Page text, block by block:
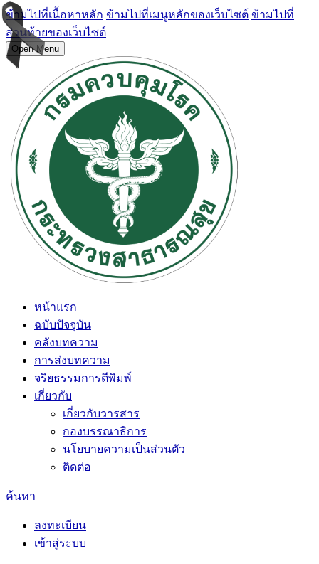
ข้ามไปที่เนื้อหาหลัก ข้ามไปที่เมนูหลักของเว็บไซต์ ข้ามไปที่
ส่วนท้ายของเว็บไซต์
Open Menu
หน้าแรก
ฉบับปัจจุบัน
คลังบทความ
การส่งบทความ
จริยธรรมการตีพิมพ์
เกี่ยวกับ
เกี่ยวกับวารสาร
กองบรรณาธิการ
นโยบายความเป็นส่วนตัว
ติดต่อ
ค้นหา
ลงทะเบียน
เข้าสู่ระบบ